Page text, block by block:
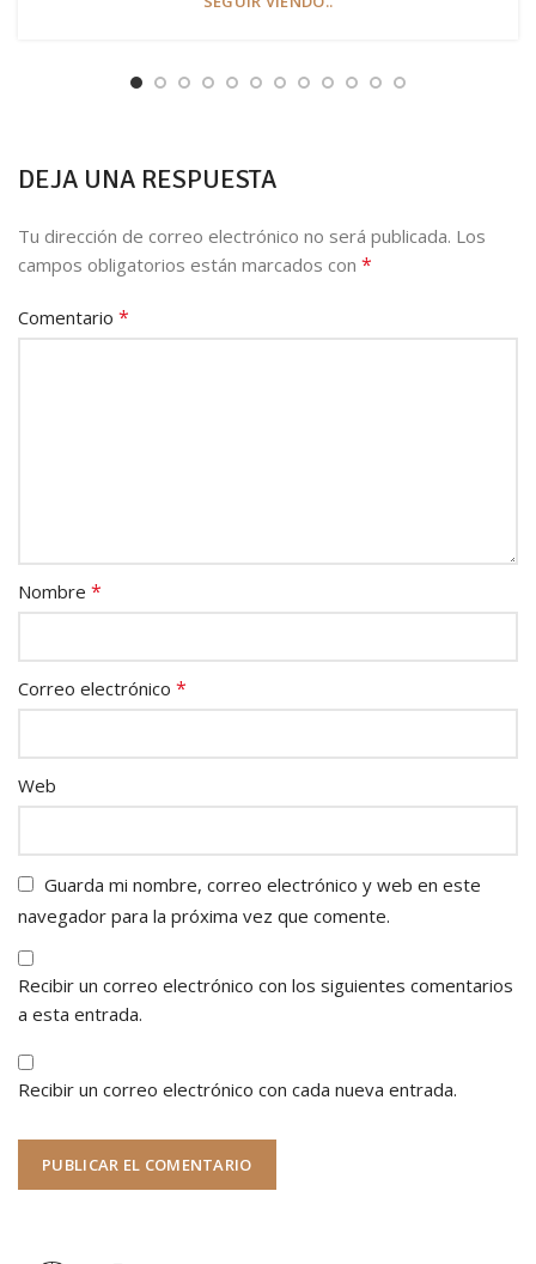
DEJA UNA RESPUESTA
Tu dirección de correo electrónico no será publicada. Los
campos obligatorios están marcados con *
Comentario *
Nombre *
Correo electrónico *
Web
Guarda mi nombre, correo electrónico y web en este
navegador para la próxima vez que comente.
Recibir un correo electrónico con los siguientes comentarios
a esta entrada.
Recibir un correo electrónico con cada nueva entrada.